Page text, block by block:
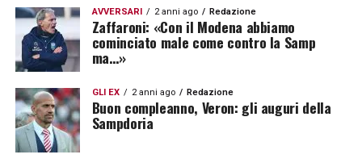
AVVERSARI 2 anni ago Redazione
Zaffaroni: «Con il Modena abbiamo
cominciato male come contro la Samp
ma…»
GLI EX 2 anni ago Redazione
Buon compleanno, Veron: gli auguri della
Sampdoria